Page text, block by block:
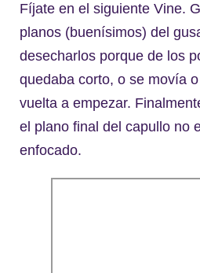
Fíjate en el siguiente Vine.
planos (buenísimos) del
desecharlos porque de los
quedaba corto, o se movía
vuelta a empezar.
el plano final del capullo no
enfocado.